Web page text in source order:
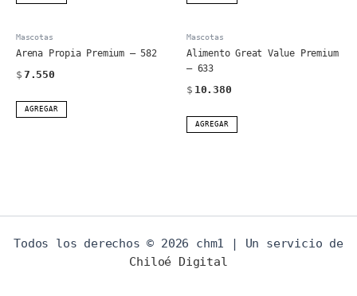
Mascotas
Arena Propia Premium – 582
$ 7.550
AGREGAR
Mascotas
Alimento Great Value Premium
– 633
$ 10.380
AGREGAR
Todos los derechos © 2026 chm1 | Un servicio de
Chiloé Digital